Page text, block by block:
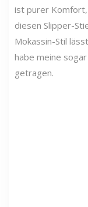
ist purer
diesen Slipper-
Mokassin-Stil
habe meine
getragen.